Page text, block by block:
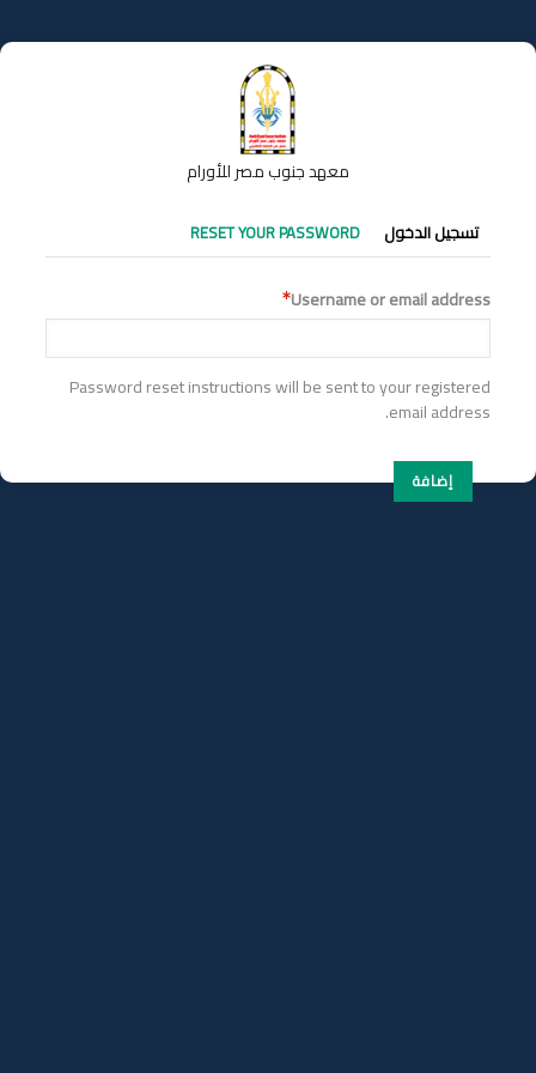
إلى
المحتوى
معهد جنوب مصر للأورام
التبويبات
الأساسية
تسجيل الدخول RESET YOUR PASSWORD
Username or email address
Password reset instructions will be sent to your registered
email address.